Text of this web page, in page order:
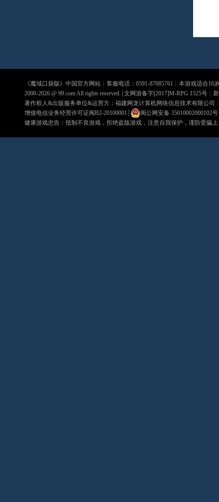
《魔域口袋版》中国官方网站┊客服电话：0591-87085761┊本游戏适合16
2000-2026 @ 99.comAll rights reserved.┊文网游备字[2017]M-RPG 1525号┊
著作权人&出版服务单位&运营方：福建网龙计算机网络信息技术有限公司
增值电信业务经营许可证闽B2-20100001 ┊ 闽公网安备 35010002000102号
健康游戏忠告：抵制不良游戏，拒绝盗版游戏，注意自我保护，谨防受骗